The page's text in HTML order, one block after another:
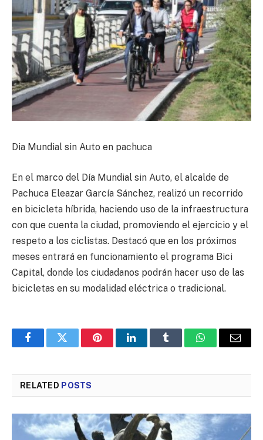
Dia Mundial sin Auto en pachuca
En el marco del Día Mundial sin Auto, el alcalde de
Pachuca Eleazar García Sánchez, realizó un recorrido
en bicicleta híbrida, haciendo uso de la infraestructura
con que cuenta la ciudad, promoviendo el ejercicio y el
respeto a los ciclistas. Destacó que en los próximos
meses entrará en funcionamiento el programa Bici
Capital, donde los ciudadanos podrán hacer uso de las
bicicletas en su modalidad eléctrica o tradicional.
FacebookTwitter PinterestLinkedInTumblr WhatsAppEmail
RELATED POSTS